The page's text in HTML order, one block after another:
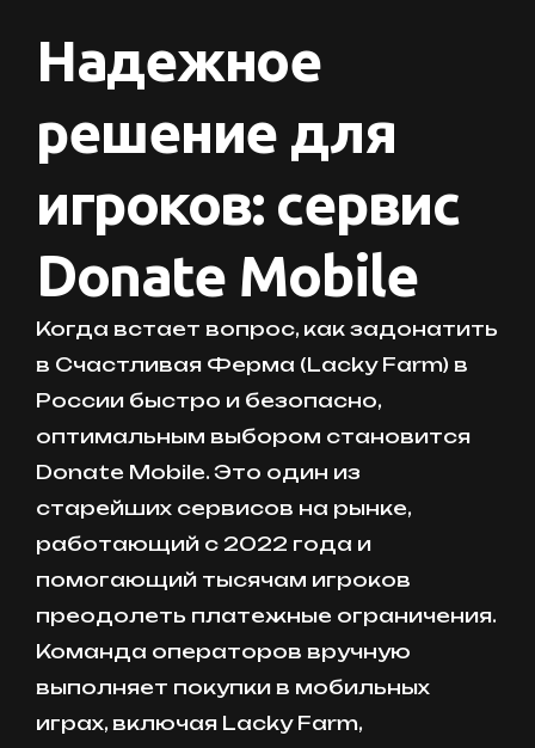
Надежное
решение для
игроков: сервис
Donate Mobile
Когда встает вопрос, как задонатить
в Счастливая Ферма (Lacky Farm) в
России быстро и безопасно,
оптимальным выбором становится
Donate Mobile. Это один из
старейших сервисов на рынке,
работающий с 2022 года и
помогающий тысячам игроков
преодолеть платежные ограничения.
Команда операторов вручную
выполняет покупки в мобильных
играх, включая Lacky Farm,